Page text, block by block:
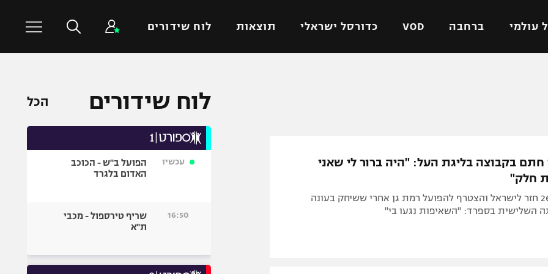
עולמי ברחבה VOD כדורסל ישראלי תוצאות לוח שידורים
ליגה איטלקית
כדורסל עולמי
כדורעף
שחייה
ספורט אולימפי
היאבקות WWE
חתם בקבוצה בליגת העל: "היה ברור לי שאני
חלק"
הקשר בן ה-26 חזר לישראל והצטרף להפועל רמת גן אחרי ששיחק בעונה
השלישית בספרד: "השאיפות נגעו בי"
לוח שידורים הכל
עכשיו
הפועל ב"ש - הכוכב
האדום בלגרד
16:50
שריף טירספול - מכבי
ת"א